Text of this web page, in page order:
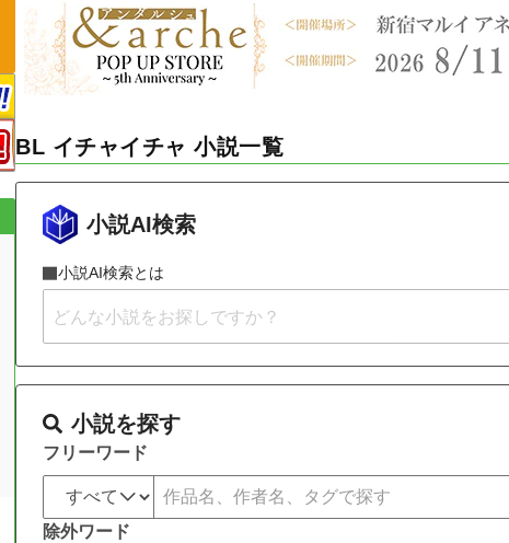
BL イチャイチャ 小説一覧
小説AI検索
小説AI検索とは
小説を探す
フリーワード
除外ワード